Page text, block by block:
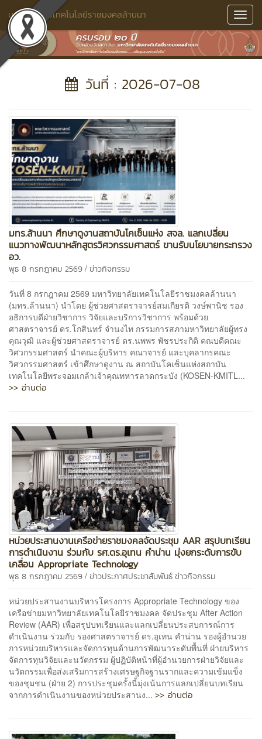
มหาวิทยาลัยเทคโนโลยีราชมงคลล้านนา
วันที่ : 2026-07-08
มทร.ล้านนา ศึกษาดูงานสถาบันโคเซ็นแห่ง สจล. แลกเปลี่ยน
แนวทางพัฒนาหลักสูตรวิศวกรรมศาสตร์ ขานรับนโยบายกระทรวง
อว.
พุธ 8 กรกฎาคม 2569 / ข่าวกิจกรรม
วันที่ 8 กรกฎาคม 2569 มหาวิทยาลัยเทคโนโลยีราชมงคลล้านนา
(มทร.ล้านนา) นำโดย ผู้ช่วยศาสตราจารย์สมเกียรติ วงษ์พานิช รอง
อธิการบดีฝ่ายวิชาการ วิจัยและบริการวิชาการ พร้อมด้วย
ศาสตราจารย์ ดร.โกสินทร์ จำนงไท กรรมการสภามหาวิทยาลัยผู้ทรง
คุณวุฒิ และผู้ช่วยศาสตราจารย์ ดร.นพพร พัชรประกิติ คณบดีคณะ
วิศวกรรมศาสตร์ นำคณะผู้บริหาร คณาจารย์ และบุคลากรคณะ
วิศวกรรมศาสตร์ เข้าศึกษาดูงาน ณ สถาบันโคเซ็นแห่งสถาบัน
เทคโนโลยีพระจอมเกล้าเจ้าคุณทหารลาดกระบัง (KOSEN-KMITL...
>> อ่านต่อ
หน่วยประสานงานเครือข่ายราชมงคลจัดประชุม AAR สรุปบทเรียน
การดำเนินงาน ร่วมกับ รศ.ดร.อุเทน คำน่าน มุ่งยกระดับการขับ
เคลื่อน Appropriate Technology
พุธ 8 กรกฎาคม 2569 / ข่าวประกาศประชาสัมพันธ์ข่าวกิจกรรม
หน่วยประสานงานบริหารโครงการ Appropriate Technology ของ
เครือข่ายมหาวิทยาลัยเทคโนโลยีราชมงคล จัดประชุม After Action
Review (AAR) เพื่อสรุปบทเรียนและแลกเปลี่ยนประสบการณ์การ
ดำเนินงาน ร่วมกับ รองศาสตราจารย์ ดร.อุเทน คำน่าน รองผู้อำนวย
การหน่วยบริหารและจัดการทุนด้านการพัฒนาระดับพื้นที่ ฝ่ายบริหาร
จัดการทุนวิจัยและนวัตกรรม ผู้ปฏิบัติหน้าที่ผู้อำนวยการฝ่ายวิจัยและ
นวัตกรรมเพื่อส่งเสริมการสร้างเศรษฐกิจฐานรากและความเข้มแข็ง
ของชุมชน (ฝ่าย 2) การประชุมครั้งนี้มุ่งเน้นการแลกเปลี่ยนบทเรียน
จากการดำเนินงานของหน่วยประสานง... >> อ่านต่อ